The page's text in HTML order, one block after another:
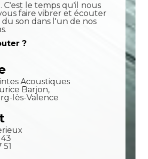
C'est le temps qu'il nous
faire vibrer et écouter
son dans l'un de nos
?
Acoustiques
Barjon,
lès-Valence